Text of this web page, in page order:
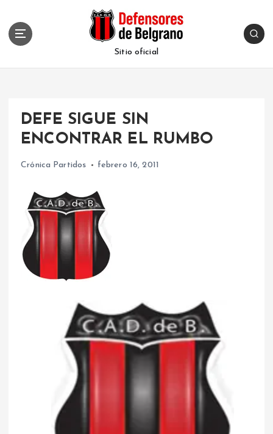
Sitio oficial
DEFE SIGUE SIN
ENCONTRAR EL RUMBO
Crónica Partidos febrero 16, 2011